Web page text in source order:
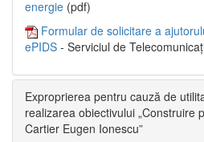
energie (pdf)
Formular de solicitare a
ePIDS - Serviciul de
Exproprierea pentru cauză de
realizarea obiectivului „Construire
Cartier Eugen Ionescu”